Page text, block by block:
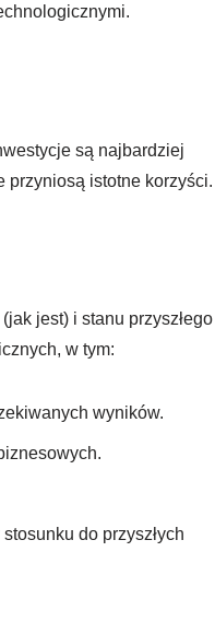
są najbardziej
przyniosą istotne korzyści.
jest) i stanu przyszłego
w tym:
wyników.
do przyszłych